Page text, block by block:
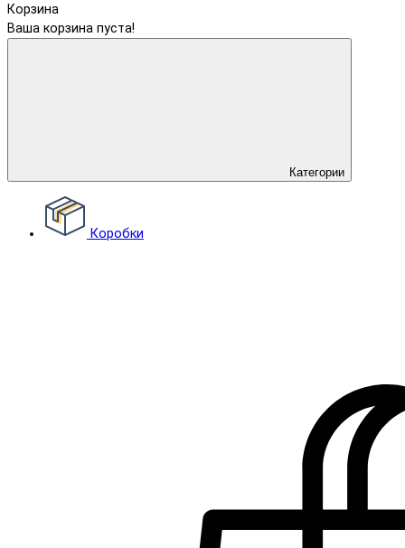
Корзина
Ваша корзина пуста!
Категории
Коробки